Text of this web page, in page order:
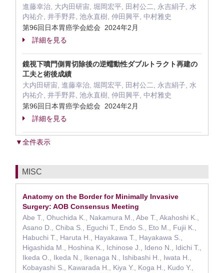
進藤幸治, 大内田研宙, 堀岡宏平, 田村公二, 永吉絹子, 水
内祐介, 井手野昇, 池永直樹, 仲田興平, 中村雅史
第96回日本胃癌学会総会 2024年2月
詳細を見る
鏡視下噴門側胃切除後の逆蠕動性ダブルトラクト再建の
工夫と術後成績
大内田研宙, 進藤幸治, 堀岡宏平, 田村公二, 永吉絹子, 水
内祐介, 井手野昇, 池永直樹, 仲田興平, 中村雅史
第96回日本胃癌学会総会 2024年2月
詳細を見る
▼全件表示
MISC
Anatomy on the Border for Minimally Invasive
Surgery: AOB Consensus Meeting
Abe T., Ohuchida K., Nakamura M., Abe T., Akahoshi K.,
Asano D., Chiba S., Eguchi T., Endo S., Eto M., Fujii K.,
Habuchi T., Haruta H., Hayakawa T., Hayakawa S.,
Higashida M., Hoshina K., Ichinose J., Ideno N., Idichi T.,
Ikeda O., Ikeda N., Ikenaga N., Ishibashi H., Iwata H.,
Kobayashi S., Kawarada H., Kiya Y., Koga H., Kudo Y.,